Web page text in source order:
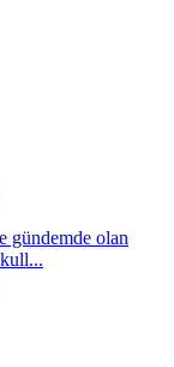
gündemde olan